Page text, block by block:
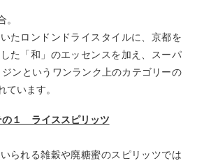
。
たロンドンドライスタイルに、京都を
た「和」のエッセンスを加え、スーパ
ンというワンランク上のカテゴリーの
ています。
の１ ライススピリッツ
られる雑穀や廃糖蜜のスピリッツでは